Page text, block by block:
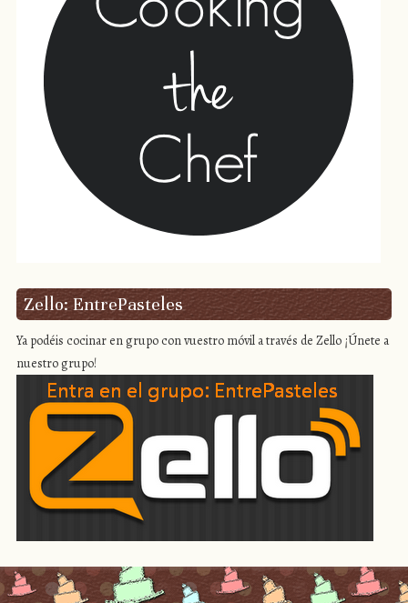
Zello: EntrePasteles
Ya podéis cocinar en grupo con vuestro móvil a través de Zello ¡Únete a
nuestro grupo!